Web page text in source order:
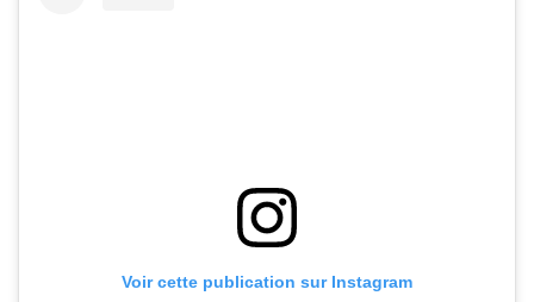
Voir cette publication sur Instagram